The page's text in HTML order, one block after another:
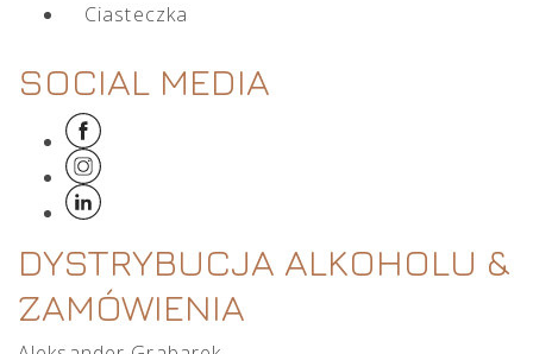
Ciasteczka
SOCIAL MEDIA
DYSTRYBUCJA ALKOHOLU &
ZAMÓWIENIA